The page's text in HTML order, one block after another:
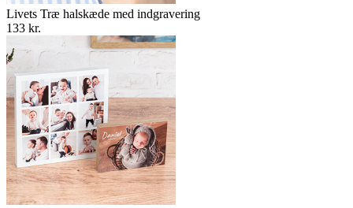
Livets Træ halskæde med indgravering
133 kr.